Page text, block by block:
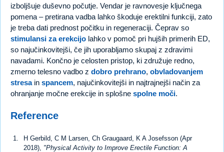
izboljšuje duševno počutje. Vendar je ravnovesje ključnega
pomena – pretirana vadba lahko škoduje erektilni funkciji, zato
je treba dati prednost počitku in regeneraciji. Čeprav so
stimulansi za erekcijo lahko v pomoč pri hujših primerih ED,
so najučinkovitejši, če jih uporabljamo skupaj z zdravimi
navadami. Končno je celosten pristop, ki združuje redno,
zmerno telesno vadbo z dobro prehrano, obvladovanjem
stresain spancem, najučinkovitejši in najtrajnejši način za
ohranjanje močne erekcije in splošne spolne moči.
Reference
H Gerbild, C M Larsen, Ch Graugaard, K A Josefsson (Apr
2018), "Physical Activity to Improve Erectile Function: A